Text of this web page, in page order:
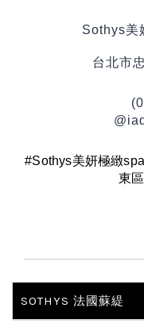
Sothys美
台北市
#Sothys美妍極緻
東
SOTHYS 法國蘇緹